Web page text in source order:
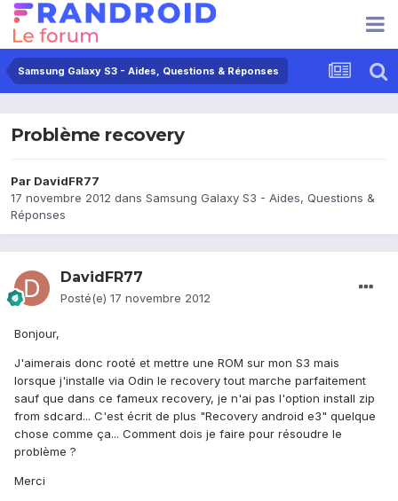
Samsung Galaxy S3 - Aides, Questions & Réponses
Problème recovery
Par DavidFR77
17 novembre 2012 dans Samsung Galaxy S3 - Aides, Questions &
Réponses
DavidFR77
Posté(e) 17 novembre 2012
Bonjour,
J'aimerais donc rooté et mettre une ROM sur mon S3 mais
lorsque j'installe via Odin le recovery tout marche parfaitement
sauf que dans ce fameux recovery, je n'ai pas l'option install zip
from sdcard... C'est écrit de plus "Recovery android e3" quelque
chose comme ça... Comment dois je faire pour résoudre le
problème ?
Merci